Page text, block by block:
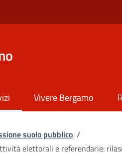
Vivere Bergamo
suolo pubblico /
elettorali e referendarie: